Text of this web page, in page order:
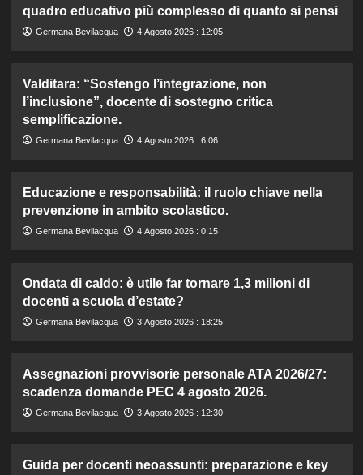
quadro educativo più complesso di quanto si pensi
Germana Bevilacqua 4 Agosto 2026 : 12:05
Valditara: “Sostengo l’integrazione, non
l’inclusione”, docente di sostegno critica
semplificazione.
Germana Bevilacqua 4 Agosto 2026 : 6:06
Educazione e responsabilità: il ruolo chiave nella
prevenzione in ambito scolastico.
Germana Bevilacqua 4 Agosto 2026 : 0:15
Ondata di caldo: è utile far tornare 1,3 milioni di
docenti a scuola d’estate?
Germana Bevilacqua 3 Agosto 2026 : 18:25
Assegnazioni provvisorie personale ATA 2026/27:
scadenza domande PEC 4 agosto 2026.
Germana Bevilacqua 3 Agosto 2026 : 12:30
Guida per docenti neoassunti: preparazione e key